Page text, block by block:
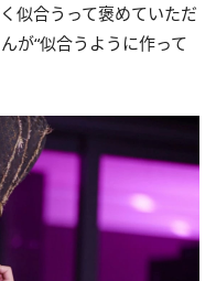
似合うって褒めていただ
が“似合うように作って